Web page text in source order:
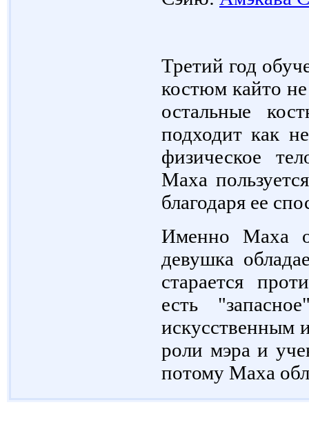
Третий год
костюм кайто
остальные
подходит как
физическое
Маха
благодаря ее
Именно Маха
девушка
старается
есть
искусственным
роли мэра и
потому Маха